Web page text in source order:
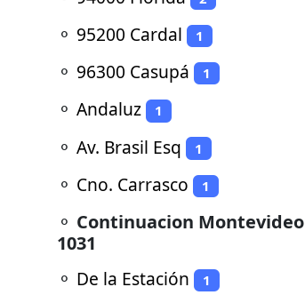
⚬ 95200 Cardal 1
⚬ 96300 Casupá 1
⚬ Andaluz 1
⚬ Av. Brasil Esq 1
⚬ Cno. Carrasco 1
⚬ Continuacion Montevideo
1031
⚬ De la Estación 1